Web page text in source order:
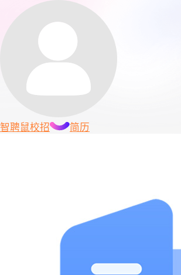
智聘鼠校招 简历